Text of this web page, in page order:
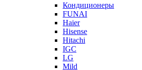
Кондиционеры
FUNAI
Haier
Hisense
Hitachi
IGC
LG
Mild